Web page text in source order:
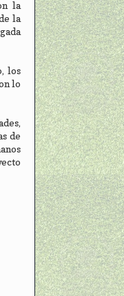
la
la
los
lo
de